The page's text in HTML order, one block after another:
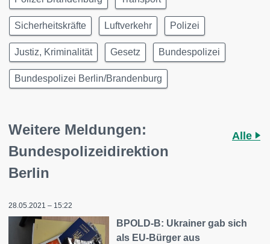
Sicherheitskräfte Luftverkehr Polizei
Justiz, Kriminalität Gesetz Bundespolizei
Bundespolizei Berlin/Brandenburg
Weitere Meldungen:
Bundespolizeidirektion
Berlin
Alle
28.05.2021 – 15:22
BPOLD-B: Ukrainer gab sich
als EU-Bürger aus